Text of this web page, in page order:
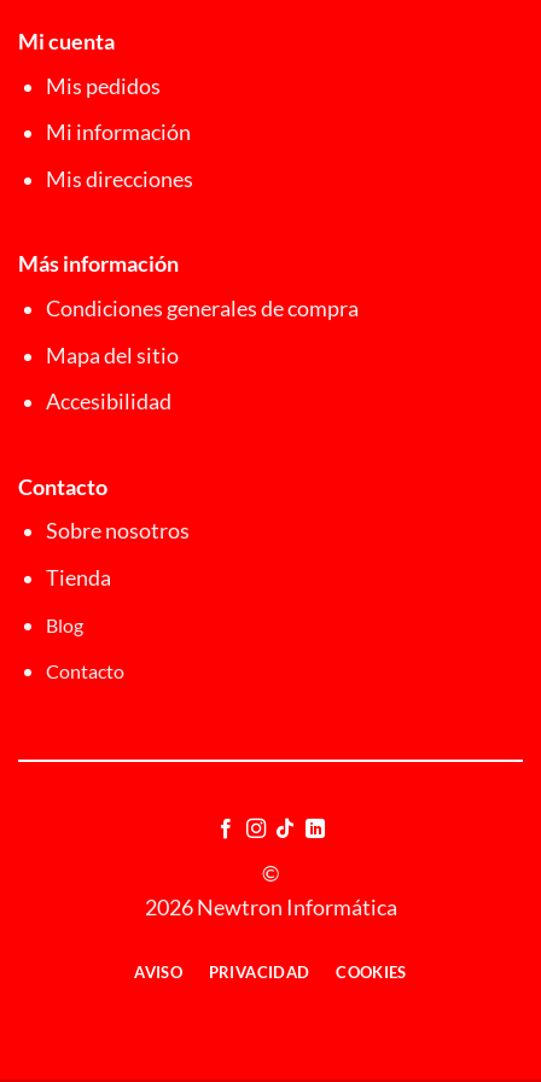
Mi cuenta
Mis pedidos
Mi información
Mis direcciones
Más información
Condiciones generales de compra
Mapa del sitio
Accesibilidad
Contacto
Sobre nosotros
Tienda
Blog
Contacto
©
2026 Newtron Informática
AVISO PRIVACIDAD COOKIES